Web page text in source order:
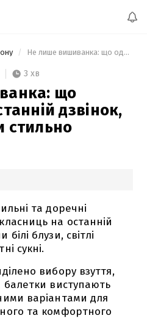
Не лише вишиванка: що одягнути на останній дзвінок, щоб виглядати стильно
3 хв
що
дзвінок,
стильно
та доречні
на останній
блузи, світлі
сукні.
вибору взуття,
виступають
варіантами для
та комфортного